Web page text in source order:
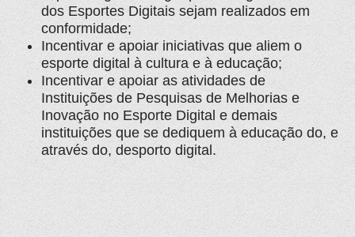
dos Esportes Digitais sejam realizados em
conformidade;
Incentivar e apoiar iniciativas que aliem o
esporte digital à cultura e à educação;
Incentivar e apoiar as atividades de
Instituições de Pesquisas de Melhorias e
Inovação no Esporte Digital e demais
instituições que se dediquem à educação do, e
através do, desporto digital.